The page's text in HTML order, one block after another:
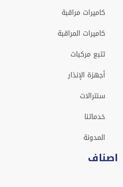
كاميرات مراقبة
كاميرات المراقبة
تتبع مركبات
أجهزة الإنذار
سنترالات
خدماتنا
المدونة
اصناف